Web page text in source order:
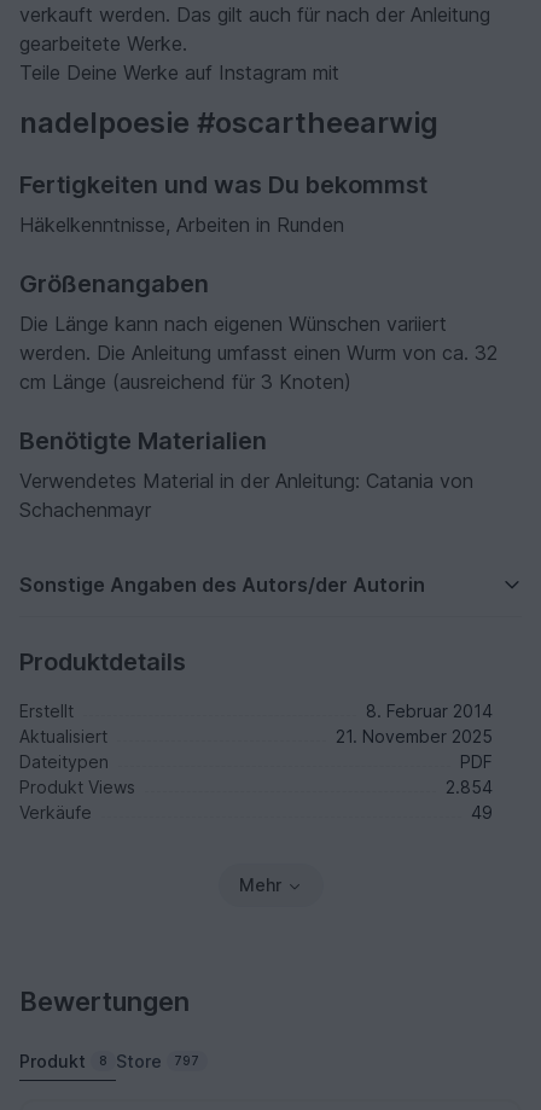
verkauft werden. Das gilt auch für nach der Anleitung
gearbeitete Werke.
Teile Deine Werke auf Instagram mit
nadelpoesie #oscartheearwig
Fertigkeiten und was Du bekommst
Häkelkenntnisse, Arbeiten in Runden
Größenangaben
Die Länge kann nach eigenen Wünschen variiert
werden. Die Anleitung umfasst einen Wurm von ca. 32
cm Länge (ausreichend für 3 Knoten)
Benötigte Materialien
Verwendetes Material in der Anleitung: Catania von
Schachenmayr
Sonstige Angaben des Autors/der Autorin
Produktdetails
Erstellt
8. Februar 2014
Aktualisiert
21. November 2025
Dateitypen
PDF
Produkt Views
2.854
Verkäufe
49
Mehr
Bewertungen
Produkt 8 Store 797